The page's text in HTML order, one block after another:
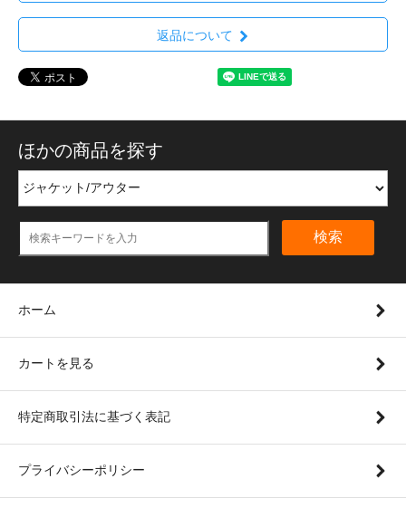
返品について
ほかの商品を探す
検索
ホーム
カートを見る
特定商取引法に基づく表記
プライバシーポリシー